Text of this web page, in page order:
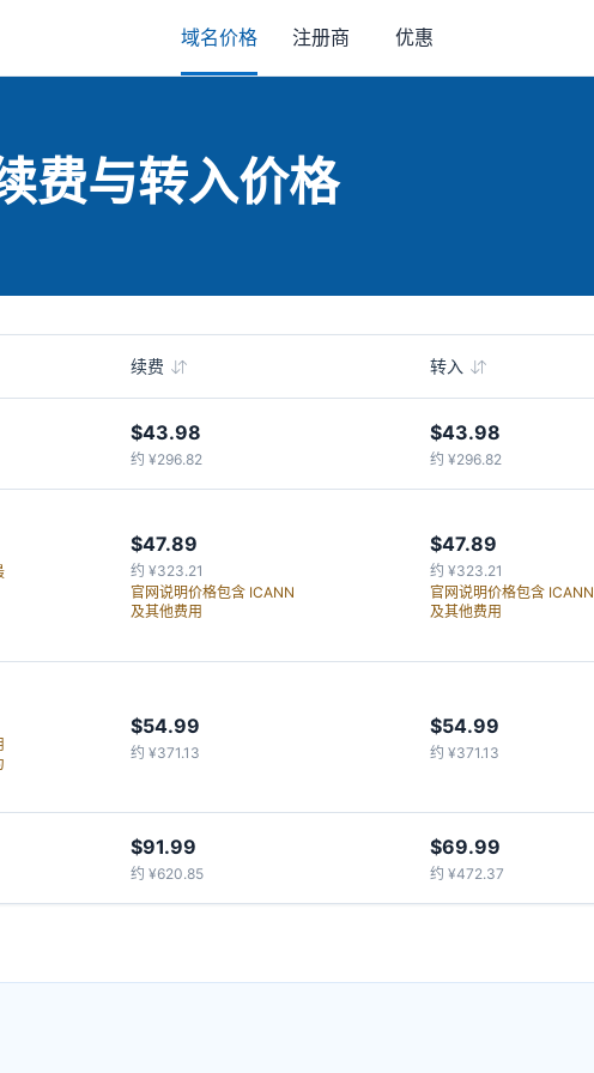
域名价格 注册商 优惠
费与转入价格
续费 转入
$43.98
约 ¥296.82
$43.98
约 ¥296.82
$47.89
约 ¥323.21
官网说明价格包含 ICANN
及其他费用
$47.89
约 ¥323.21
官网说明价格包含 ICANN
及其他费用
$54.99
约 ¥371.13
$54.99
约 ¥371.13
$91.99
约 ¥620.85
$69.99
约 ¥472.37